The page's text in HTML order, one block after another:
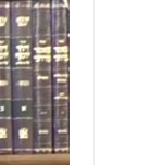
l e